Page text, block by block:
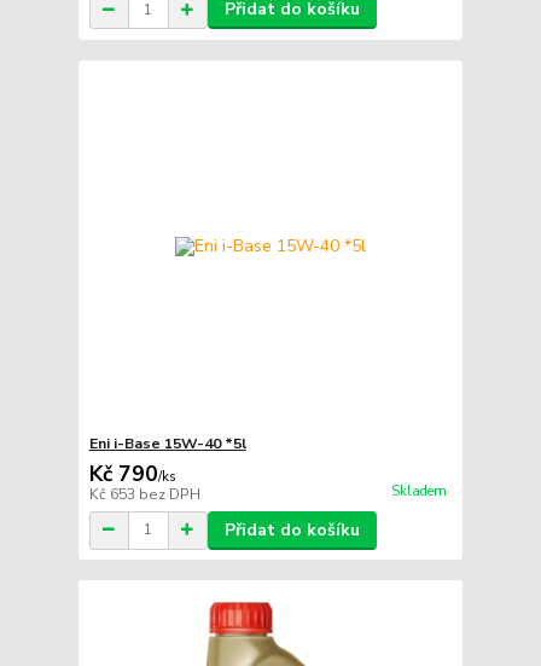
Přidat do košíku
Eni i-Base 15W-40 *5l
Kč 790/ks
Kč 653 bez DPH Skladem
Přidat do košíku